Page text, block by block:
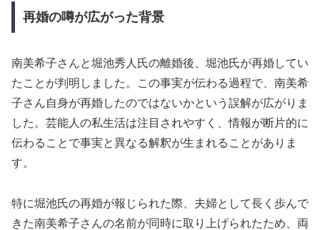
再婚の噂が広がった背景
南美希子さんと堀池秀人氏の離婚後、堀池氏が再婚してい
たことが判明しました。この事実が伝わる過程で、南美希
子さん自身が再婚したのではないかという誤解が広がりま
した。芸能人の私生活は注目されやすく、情報が断片的に
伝わることで事実と異なる解釈が生まれることがありま
す。
特に堀池氏の再婚が報じられた際、夫婦として長く歩んで
きた南美希子さんの名前が同時に取り上げられたため、両